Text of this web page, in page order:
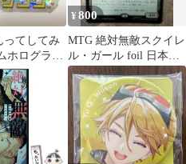
ってしてみ
ホログラム
絶対無敵ラ
¥800
MTG 絶対無敵スクイレ
ル・ガール foil 日本語
版